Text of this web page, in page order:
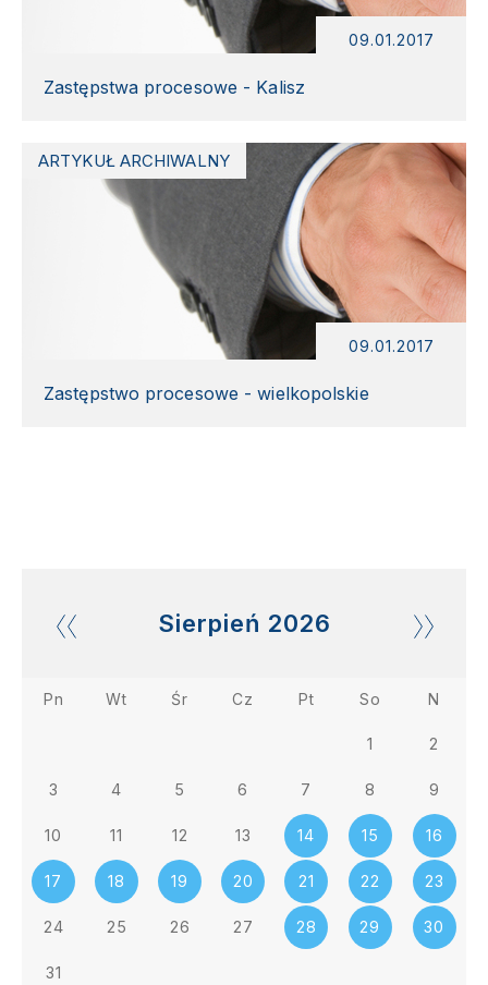
09.01.2017
Zastępstwa procesowe - Kalisz
ARTYKUŁ ARCHIWALNY
09.01.2017
Zastępstwo procesowe - wielkopolskie
Sierpień 2026
Pn Wt Śr Cz Pt So N
1 2
3 4 5 6 7 8 9
10 11 12 13 14 15 16
17 18 19 20 21 22 23
24 25 26 27 28 29 30
31